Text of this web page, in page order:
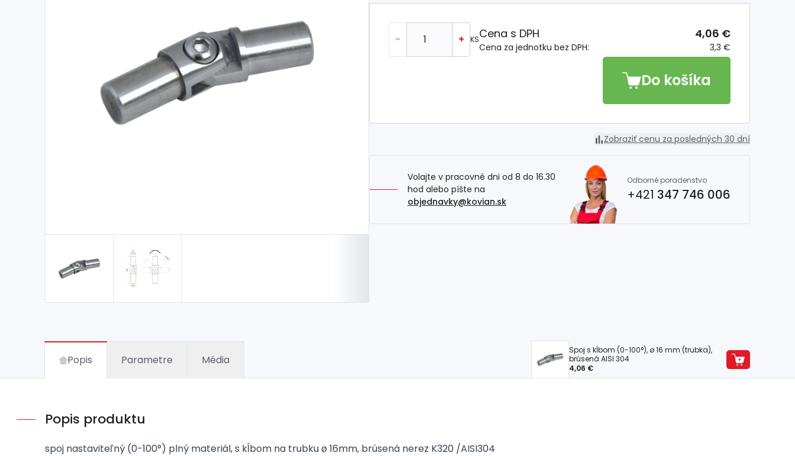
- + KS
Cena za jednotku bez DPH: 3,3 €
Cena s DPH 4,06 €
Do košíka
Zobraziť cenu za posledných 30 dní
Volajte v pracovné dni od 8 do 16.30
hod alebo píšte na
objednavky@kovian.sk
Odborné poradenstvo
+421 347 746 006
Popis Parametre Média
Spoj s kĺbom (0-100°), ø 16 mm (trubka),
brúsená AISI 304
4,06 €
Popis produktu
spoj nastaviteľný (0-100°) plný materiál, s kĺbom na trubku ø 16mm, brúsená nerez K320 /AISI304